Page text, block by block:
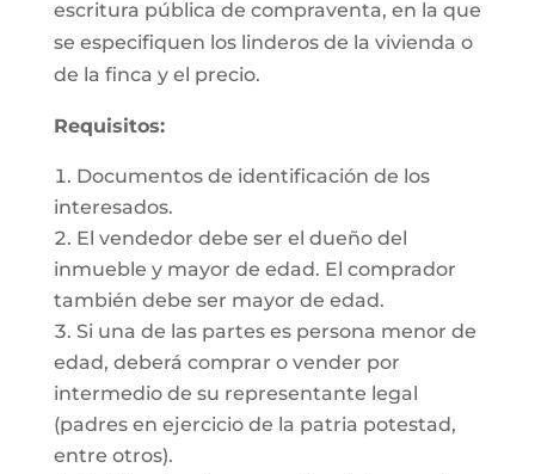
escritura pública de compraventa, en la que
se especifiquen los linderos de la vivienda o
de la finca y el precio.
Requisitos:
Documentos de identificación de los
interesados.
El vendedor debe ser el dueño del
inmueble y mayor de edad. El comprador
también debe ser mayor de edad.
Si una de las partes es persona menor de
edad, deberá comprar o vender por
intermedio de su representante legal
(padres en ejercicio de la patria potestad,
entre otros).